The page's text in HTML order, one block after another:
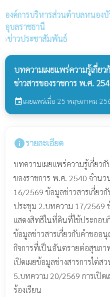
องค์การบริหารส่วนตำบลหนองบั
อุบลราชธานี
›ข่าวประชาสัมพันธ์
บทความเผยแพร่ความรู้เกี่
ข่าวสารของราชการ พ.ศ.
eventเผยแพร่เมื่อ 25 พฤษภาคม
infoรายละเอียด
บทความเผยแพร่ความรู้เกี่ย
ของราชการ พ.ศ. 2540 จำน
16/2569 ข้อมูลข่าวสารเกี่ยว
ประชุม 2.บทความ 17/2569
แสดงสิทธิในที่ดินที่ใช้ประกอ
ข้อมูลข่าวสารเกี่ยวกับคำขอ
กิจการที่เป็นอันตรายต่อสุขภ
เปิดเผยข้อมูลข่างสารการไต่
5.บทความ 20/2569 การเปิด
ร้องเรียน